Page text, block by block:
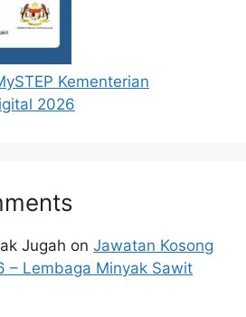
Kementerian
2026
Jugah onJawatan Kosong
– Lembaga Minyak Sawit